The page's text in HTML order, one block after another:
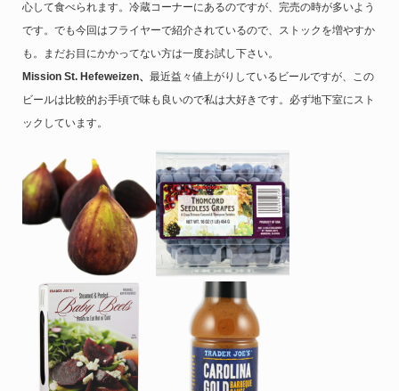
心して食べられます。冷蔵コーナーにあるのですが、完売の時が多いよう
です。でも今回はフライヤーで紹介されているので、ストックを増やすか
も。まだお目にかかってない方は一度お試し下さい。
Mission St. Hefeweizen、 最近益々値上がりしているビールですが、この
ビールは比較的お手頃で味も良いので私は大好きです。必ず地下室にスト
ックしています。